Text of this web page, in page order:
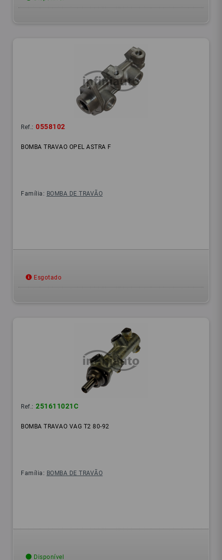
Ref.: 0558102
BOMBA TRAVAO OPEL ASTRA F
Família: BOMBA DE TRAVÃO
Esgotado
Ref.: 251611021C
BOMBA TRAVAO VAG T2 80-92
Família: BOMBA DE TRAVÃO
Disponível